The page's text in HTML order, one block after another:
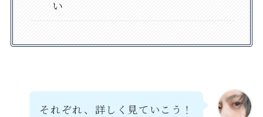
い
それぞれ、詳しく見ていこう！